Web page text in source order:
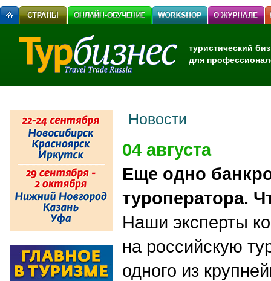
туристический
для
Новости
04 августа
Еще одно
туроператора.
Наши эксперты
на российскую
одного из